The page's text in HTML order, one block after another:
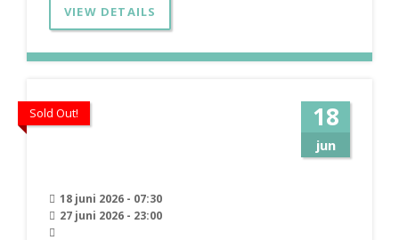
VIEW DETAILS
18
jun
Sold Out!
18 juni 2026 - 07:30
27 juni 2026 - 23:00